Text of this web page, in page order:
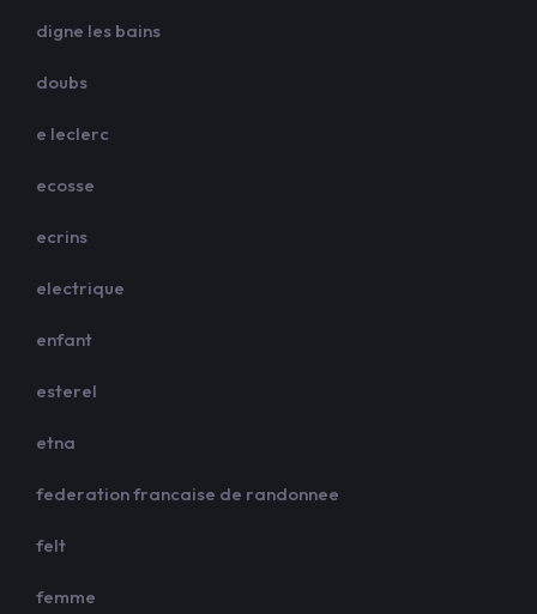
digne les bains
doubs
e leclerc
ecosse
ecrins
electrique
enfant
esterel
etna
federation francaise de randonnee
felt
femme